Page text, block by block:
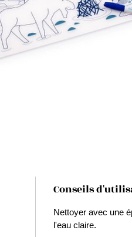
Conseils
Nettoyer avec une
l'eau claire.